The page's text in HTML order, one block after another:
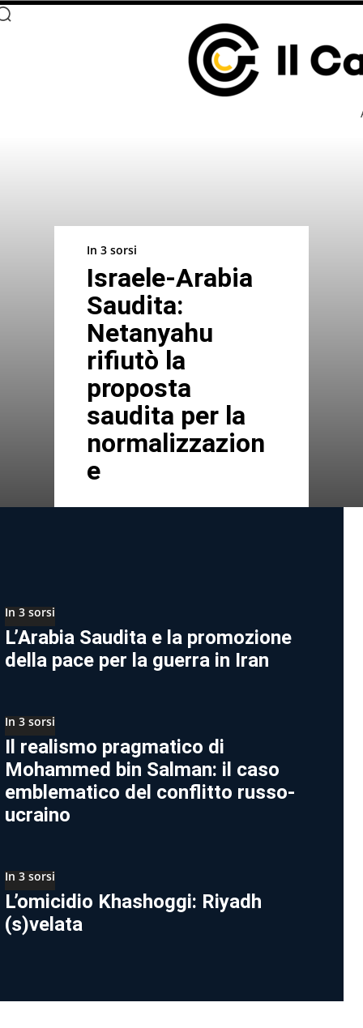
In 3 sorsi
Israele-Arabia
Saudita:
Netanyahu
rifiutò la
proposta
saudita per la
normalizzazion
e
In 3 sorsi
L’Arabia Saudita e la promozione
della pace per la guerra in Iran
In 3 sorsi
Il realismo pragmatico di
Mohammed bin Salman: il caso
emblematico del conflitto russo-
ucraino
In 3 sorsi
L’omicidio Khashoggi: Riyadh
(s)velata